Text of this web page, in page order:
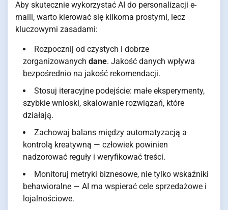
Aby skutecznie wykorzystać AI do personalizacji e-
maili, warto kierować się kilkoma prostymi, lecz
kluczowymi zasadami:
Rozpocznij od czystych i dobrze
zorganizowanych dane. Jakość danych wpływa
bezpośrednio na jakość rekomendacji.
Stosuj iteracyjne podejście: małe eksperymenty,
szybkie wnioski, skalowanie rozwiązań, które
działają.
Zachowaj balans między automatyzacją a
kontrolą kreatywną — człowiek powinien
nadzorować reguły i weryfikować treści.
Monitoruj metryki biznesowe, nie tylko wskaźniki
behawioralne — AI ma wspierać cele sprzedażowe i
lojalnościowe.